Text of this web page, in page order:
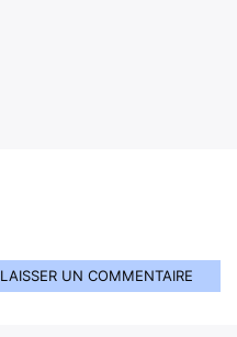
LAISSER UN COMMENTAIRE